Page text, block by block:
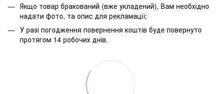
Якщо товар бракований (вже укладений), Вам необхідно
надати фото, та опис для рекламації;
У разі погодження повернення коштів буде повернуто
протягом 14 робочих днів.